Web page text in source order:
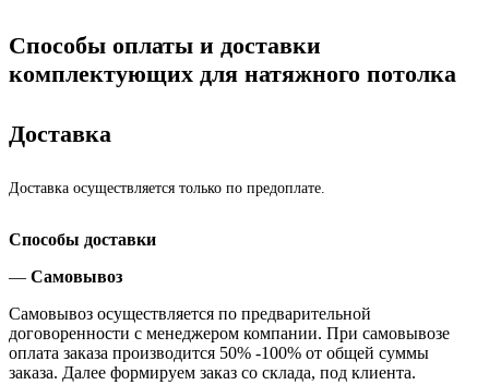
Способы оплаты и доставки
комплектующих для натяжного потолка
Доставка
Доставка осуществляется только по предоплате.
Способы доставки
— Самовывоз
Самовывоз осуществляется по предварительной
договоренности с менеджером компании. При самовывозе
оплата заказа производится 50% -100% от общей суммы
заказа. Далее формируем заказ со склада, под клиента.